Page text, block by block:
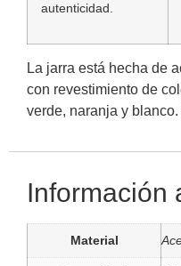
autenticidad.
La jarra está hecha de
con revestimiento de
verde, naranja y
Información
Material